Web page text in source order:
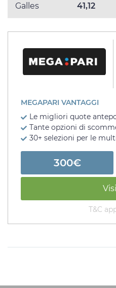
Galles 41,12
MEGAPARI VANTAGGI
Le migliori quote
Tante opzioni di
30+ selezioni per le
300€
T&C